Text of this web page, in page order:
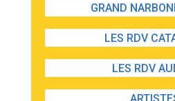
GRAND
LES RDV
LES RDV